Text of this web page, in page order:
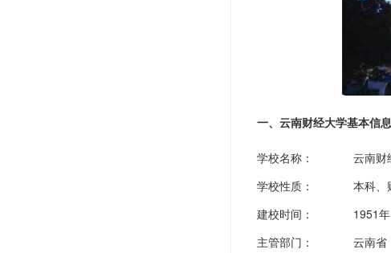
一、云南财经大学基本信息
学校名称：
云南财
学校性质：
本科、
建校时间：
1951年
主管部门：
云南省